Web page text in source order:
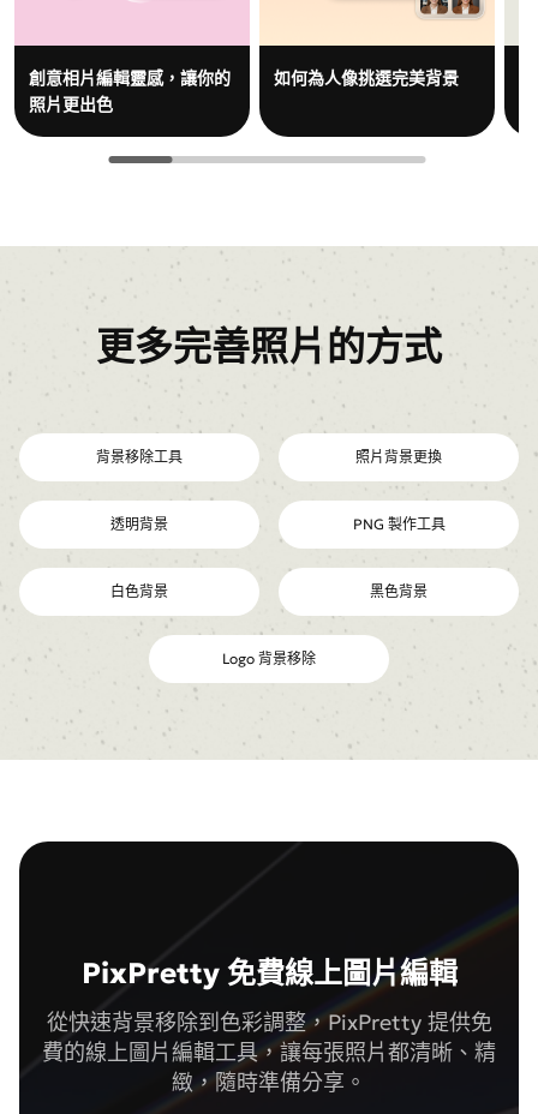
創意相片編輯靈感，讓你的
照片更出色
如何為人像挑選完美背景
更多完善照片的方式
背景移除工具 照片背景更換
透明背景 PNG 製作工具
白色背景 黑色背景
Logo 背景移除
PixPretty 免費線上圖片編輯
從快速背景移除到色彩調整，PixPretty 提供免
費的線上圖片編輯工具，讓每張照片都清晰、精
緻，隨時準備分享。